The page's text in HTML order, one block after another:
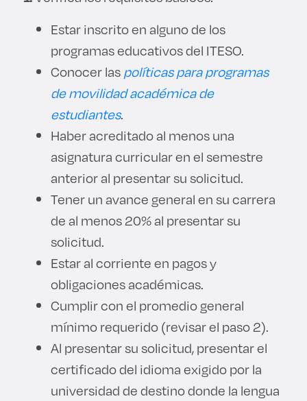
Estar inscrito en alguno de los
programas educativos del ITESO.
Conocer laspolíticas para programas
de movilidad académica de
estudiantes.
Haber acreditado al menos una
asignatura curricular en el semestre
anterior al presentar su solicitud.
Tener un avance general en su carrera
de al menos 20% al presentar su
solicitud.
Estar al corriente en pagos y
obligaciones académicas.
Cumplir con el promedio general
mínimo requerido (revisar el paso 2).
Al presentar su solicitud, presentar el
certificado del idioma exigido por la
universidad de destino donde la lengua